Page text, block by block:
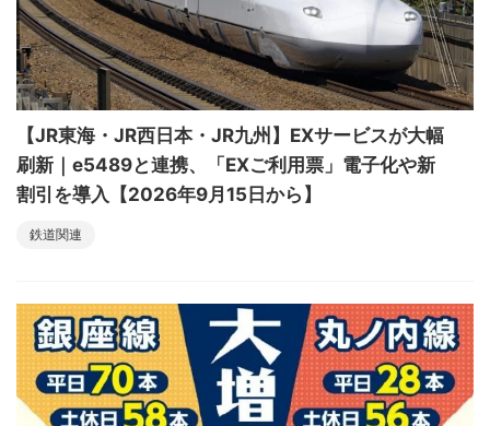
【JR東海・JR西日本・JR九州】EXサービスが大幅
刷新｜e5489と連携、「EXご利用票」電子化や新
割引を導入【2026年9月15日から】
鉄道関連